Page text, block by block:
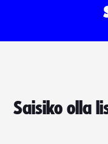
Saisiko olla